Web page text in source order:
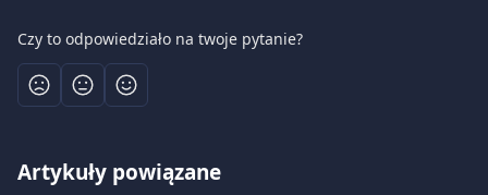
Czy to odpowiedziało na twoje pytanie?
Artykuły powiązane